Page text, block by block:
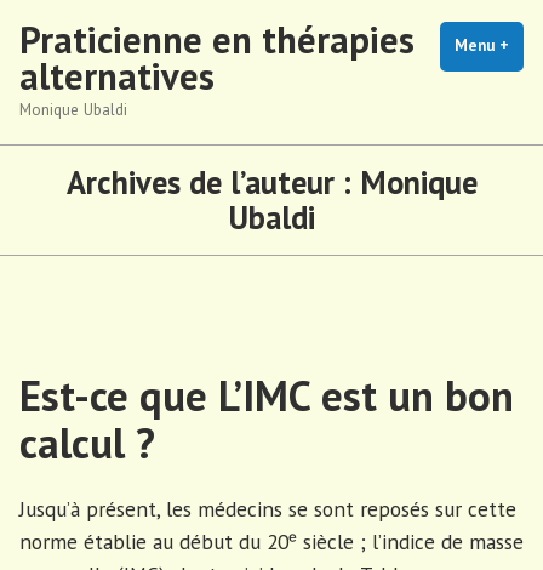
contenu
Praticienne en thérapies
alternatives
Monique Ubaldi
Menu +
Archives de l’auteur : Monique
Ubaldi
Est-ce que L’IMC est un bon
calcul ?
Jusqu’à présent, les médecins se sont reposés sur cette
norme établie au début du 20ᵉ siècle ; l’indice de masse